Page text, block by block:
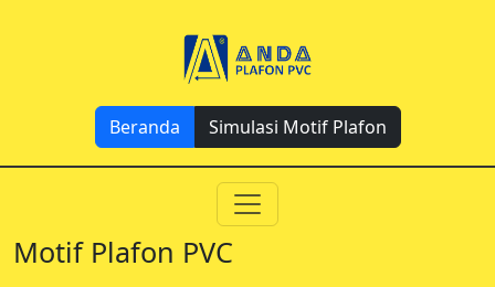
Beranda Simulasi Motif Plafon
Motif Plafon PVC